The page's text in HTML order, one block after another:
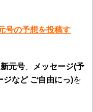
号の予想を投稿す
元号
メッセージ(予
ジなど ご自由にっ)を